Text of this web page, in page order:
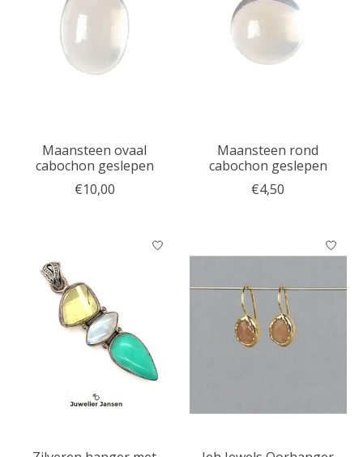
Maansteen ovaal
cabochon geslepen
€10,00
Maansteen rond
cabochon geslepen
€4,50